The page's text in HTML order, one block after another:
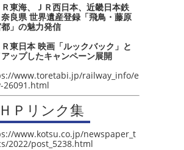
東海、ＪＲ西日本、近畿日本鉄
良県 世界遺産登録「飛鳥・藤原
」の魅力発信
東日本 映画「ルックバック」と
ップしたキャンペーン展開
www.toretabi.jp/railway_info/e
26091.html
Ｐリンク集
www.kotsu.co.jp/newspaper_t
2022/post_5238.html